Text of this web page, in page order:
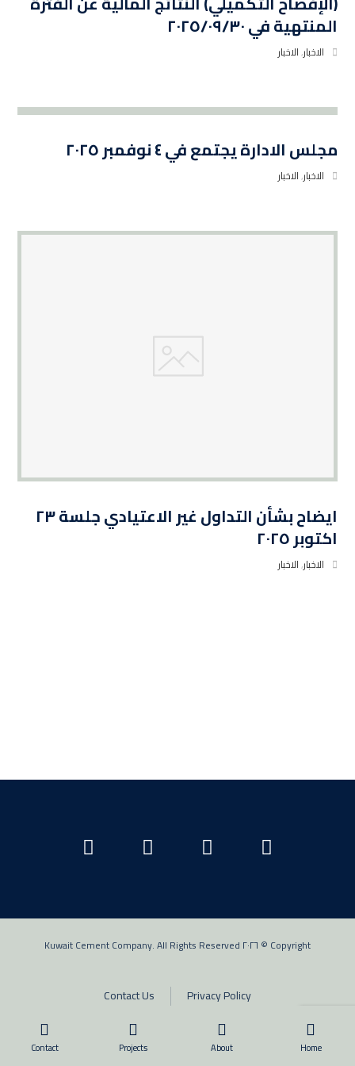
المنتهية في ٢٠٢٥/٠٩/٣٠
الاخبار,الاخبار
مجلس الادارة يجتمع في ٤ نوفمبر ٢٠٢٥
الاخبار,الاخبار
ايضاح بشأن التداول غير الاعتيادي جلسة ٢٣
اكتوبر ٢٠٢٥
الاخبار,الاخبار
Copyright © ٢٠٢٦ Kuwait Cement Company. All Rights Reserved
Contact Us Privacy Policy
Home
About
Projects
Contact